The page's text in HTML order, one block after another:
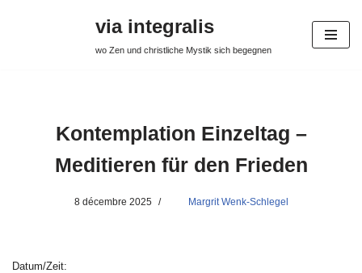
via integralis
wo Zen und christliche Mystik sich begegnen
Kontemplation Einzeltag –
Meditieren für den Frieden
8 décembre 2025 Margrit Wenk-Schlegel
Datum/Zeit: